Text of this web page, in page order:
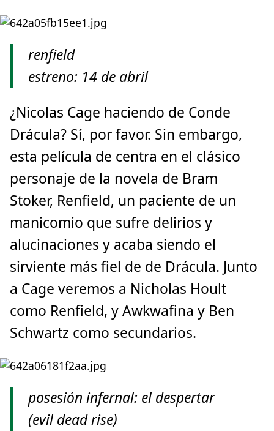
renfield
estreno: 14 de abril
¿Nicolas Cage haciendo de Conde
Drácula? Sí, por favor. Sin embargo,
esta película de centra en el clásico
personaje de la novela de Bram
Stoker, Renfield, un paciente de un
manicomio que sufre delirios y
alucinaciones y acaba siendo el
sirviente más fiel de de Drácula. Junto
a Cage veremos a Nicholas Hoult
como Renfield, y Awkwafina y Ben
Schwartz como secundarios.
posesión infernal: el despertar
(evil dead rise)